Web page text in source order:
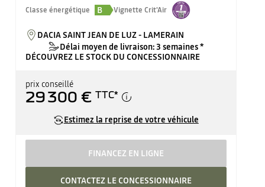
Classe énergétique
B Vignette Crit'Air
DACIA SAINT JEAN DE LUZ - LAMERAIN
Délai moyen de livraison: 3 semaines *
DÉCOUVREZ LE STOCK DU CONCESSIONNAIRE
prix conseillé
29 300 € TTC*
Estimez la reprise de votre véhicule
FINANCEZ EN LIGNE
CONTACTEZ LE CONCESSIONNAIRE